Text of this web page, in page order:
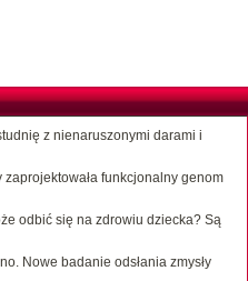
z nienaruszonymi darami i
funkcjonalny genom
odbić się na zdrowiu dziecka? Są
Nowe badanie odsłania zmysły